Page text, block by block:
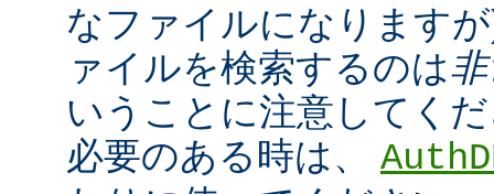
なファイルになります
ァイルを検索するのは
いうことに注意してく
必要のある時は、